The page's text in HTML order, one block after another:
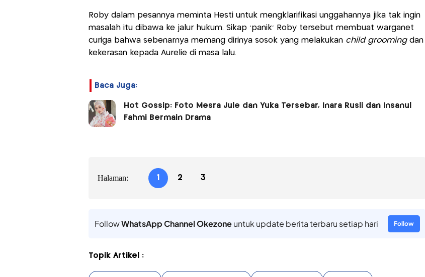
Roby dalam pesannya meminta Hesti untuk mengklarifikasi unggahannya jika tak ingin
masalah itu dibawa ke jalur hukum. Sikap 'panik' Roby tersebut membuat warganet
curiga bahwa sebenarnya memang dirinya sosok yang melakukan child groomingdan
kekerasan kepada Aurelie di masa lalu.
Baca Juga:
Hot Gossip: Foto Mesra Jule dan Yuka Tersebar, Inara Rusli dan Insanul
Fahmi Bermain Drama
Halaman: 1 2 3
FollowWhatsApp Channel Okezoneuntuk update berita terbaru setiap hari Follow
Topik Artikel :